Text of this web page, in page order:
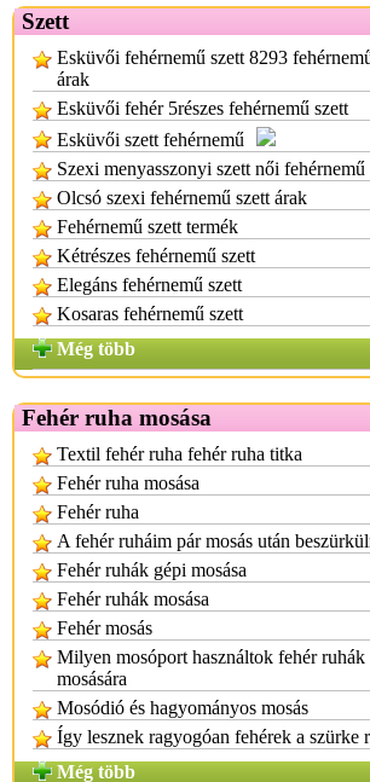
Szett
Esküvői fehérnemű szett 8293
árak
Esküvői fehér 5részes fehérnemű szett
Esküvői szett fehérnemű
Szexi menyasszonyi szett női fehérnemű
Olcsó szexi fehérnemű szett árak
Fehérnemű szett termék
Kétrészes fehérnemű szett
Elegáns fehérnemű szett
Kosaras fehérnemű szett
Még több
Fehér ruha mosása
Textil fehér ruha fehér ruha titka
Fehér ruha mosása
Fehér ruha
A fehér ruháim pár mosás után
Fehér ruhák gépi mosása
Fehér ruhák mosása
Fehér mosás
Milyen mosóport használtok fehér ruhák
mosására
Mosódió és hagyományos mosás
Így lesznek ragyogóan fehérek a szürke
Még több